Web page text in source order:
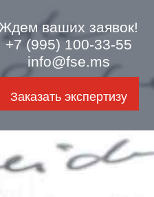
ваших заявок!
+7 (995) 100-33-55
info@fse.ms
Заказать экспертизу